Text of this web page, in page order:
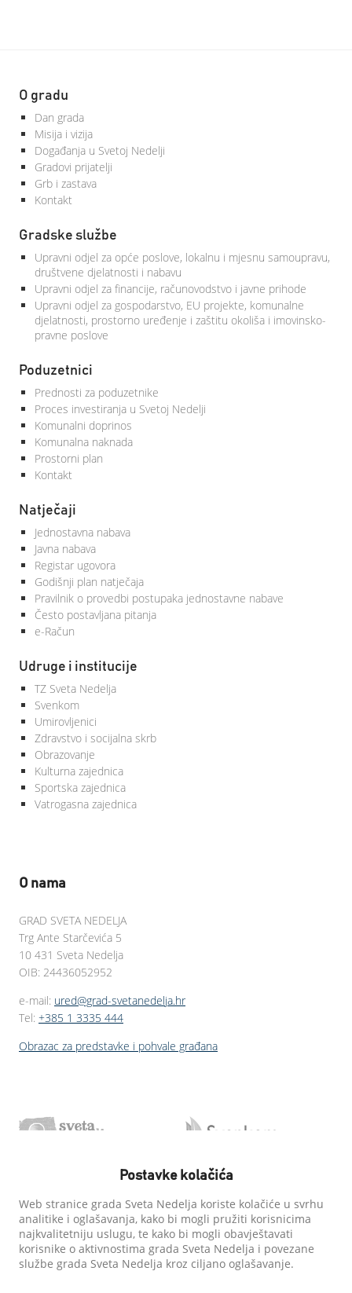
O gradu
Dan grada
Misija i vizija
Događanja u Svetoj Nedelji
Gradovi prijatelji
Grb i zastava
Kontakt
Gradske službe
Upravni odjel za opće poslove, lokalnu i mjesnu samoupravu,
društvene djelatnosti i nabavu
Upravni odjel za financije, računovodstvo i javne prihode
Upravni odjel za gospodarstvo, EU projekte, komunalne
djelatnosti, prostorno uređenje i zaštitu okoliša i imovinsko-
pravne poslove
Poduzetnici
Prednosti za poduzetnike
Proces investiranja u Svetoj Nedelji
Komunalni doprinos
Komunalna naknada
Prostorni plan
Kontakt
Natječaji
Jednostavna nabava
Javna nabava
Registar ugovora
Godišnji plan natječaja
Pravilnik o provedbi postupaka jednostavne nabave
Često postavljana pitanja
e-Račun
Udruge i institucije
TZ Sveta Nedelja
Svenkom
Umirovljenici
Zdravstvo i socijalna skrb
Obrazovanje
Kulturna zajednica
Sportska zajednica
Vatrogasna zajednica
O nama
GRAD SVETA NEDELJA
Trg Ante Starčevića 5
10 431 Sveta Nedelja
OIB: 24436052952
e-mail: ured@grad-svetanedelja.hr
Tel: +385 1 3335 444
Obrazac za predstavke i pohvale građana
Postavke kolačića
Web stranice grada Sveta Nedelja koriste kolačiće u svrhu
analitike i oglašavanja, kako bi mogli pružiti korisnicima
najkvalitetniju uslugu, te kako bi mogli obavještavati
korisnike o aktivnostima grada Sveta Nedelja i povezane
službe grada Sveta Nedelja kroz ciljano oglašavanje.